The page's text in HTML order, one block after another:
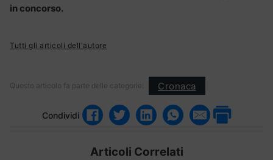
in concorso.
Tutti gli articoli dell'autore
Questo articolo fa parte delle categorie: Cronaca
Condividi
Articoli Correlati